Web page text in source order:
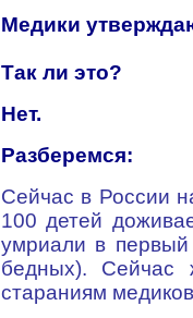
Медики
Так ли это?
Нет.
Разберемся:
Сейчас в России
100 детей
умриали в
бедных). Сейчас
стараниям